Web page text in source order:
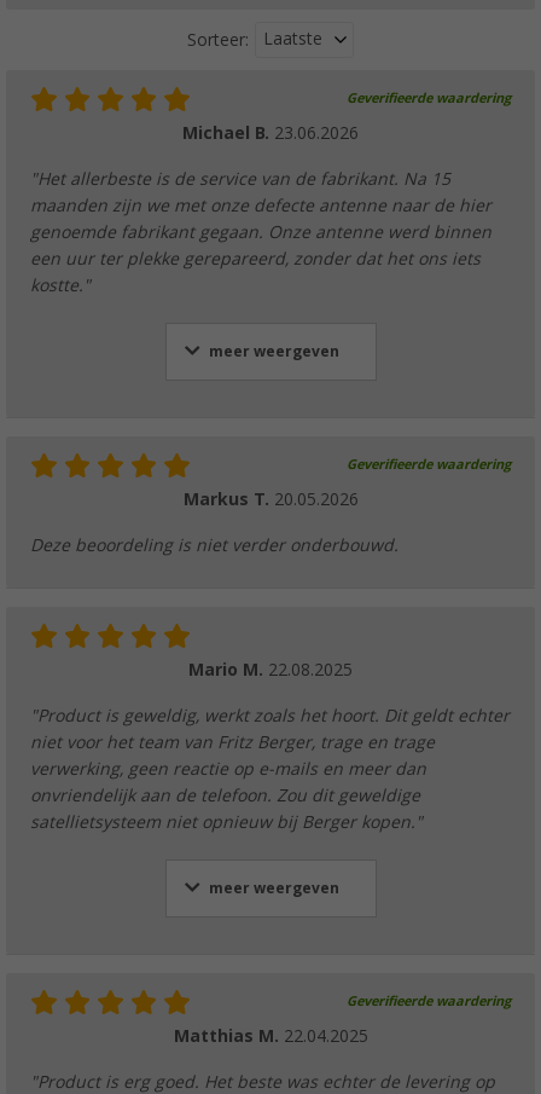
Sorteer: Laatste
Geverifieerde waardering
Michael B. 23.06.2026
"Het allerbeste is de service van de fabrikant. Na 15
maanden zijn we met onze defecte antenne naar de hier
genoemde fabrikant gegaan. Onze antenne werd binnen
een uur ter plekke gerepareerd, zonder dat het ons iets
kostte."
meer weergeven
Geverifieerde waardering
Markus T. 20.05.2026
Deze beoordeling is niet verder onderbouwd.
Mario M. 22.08.2025
"Product is geweldig, werkt zoals het hoort. Dit geldt echter
niet voor het team van Fritz Berger, trage en trage
verwerking, geen reactie op e-mails en meer dan
onvriendelijk aan de telefoon. Zou dit geweldige
satellietsysteem niet opnieuw bij Berger kopen."
meer weergeven
Geverifieerde waardering
Matthias M. 22.04.2025
"Product is erg goed. Het beste was echter de levering op